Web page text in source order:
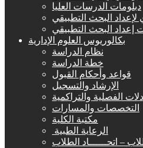
دبلومات الدرسات العليا
لإعداد البحث التطبيقي
إعداد البحث التطبيقي
بكالوريوس العلوم الإدارية
نظام الدراسة
خطة الدراسة
قواعد وأحكام القبول
الإرشاد والتسجيل
الفصلية والتراكمية
التخصصات والمسارات
مكتبة الكلية
الرعاية الطبية ‏
– اتحــــــاد الطلاب